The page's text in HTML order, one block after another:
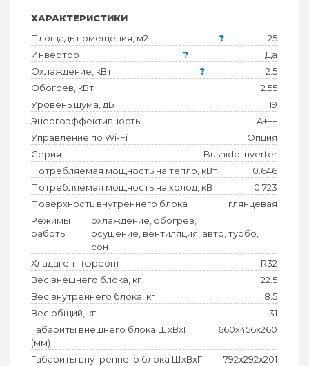
ХАРАКТЕРИСТИКИ
Площадь помещения, м2
?
25
Инвертор
?
Да
Охлаждение, кВт
?
2.5
Обогрев, кВт
2.55
Уровень шума, дБ
19
Энергоэффективность
A+++
Управление по Wi-Fi
Опция
Серия
Bushido Inverter
Потребляемая мощность на тепло, кВт
0.646
Потребляемая мощность на холод, кВт
0.723
Поверхность внутреннего блока
глянцевая
Режимы
работы
охлаждение, обогрев,
осушение, вентиляция, авто, турбо,
сон
Хладагент (фреон)
R32
Вес внешнего блока, кг
22.5
Вес внутреннего блока, кг
8.5
Вес общий, кг
31
Габариты внешнего блока ШхВхГ
(мм)
660x456x260
Габариты внутреннего блока ШхВхГ
792x292x201